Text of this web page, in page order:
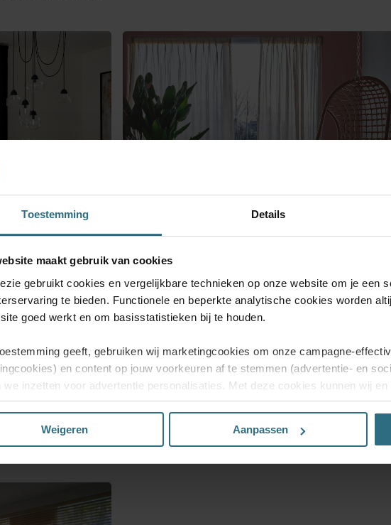
Toestemming Details
maakt gebruik van cookies
gebruikt cookies en vergelijkbare technieken op onze website om je een
te bieden. Functionele en beperkte analytische cookies worden
goed werkt en om basisstatistieken bij te houden.
geeft, gebruiken wij marketingcookies om onze campagne-
en content op jouw voorkeuren af te stemmen (advertentie- en
we inzetten voor advertentie personalisaties. Met deze cookies kunnen wij
en mogelijk ook daarbuiten volgen. Lees hier alles over onze cookie- en
voor ‘Alles accepteren’, dan ga je akkoord met het gebruik van alle cookies.
Weigeren Aanpassen
de
stijlvolle look voor
jaloezieën en
In deze blog laten
met trendy
Gordijnen kiezen doe je met
deze tips
Gordijnen kiezen voor je woon- of slaapkamer doe je
aantal zaken rekening te houden. Met onze volgende
kies jij de juiste gordijnen makkelijker.
LEES MEER